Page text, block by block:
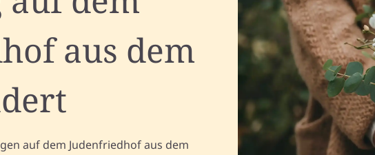
aus dem
auf dem Judenfriedhof aus dem